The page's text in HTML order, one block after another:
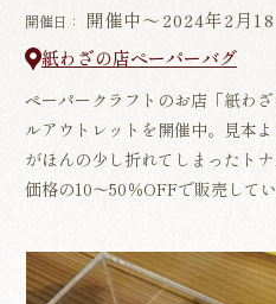
開催日：
開催中～2024年2月
紙わざの店ペーパーバグ
ペーパークラフトのお店「紙わ
ルアウトレットを開催中。見本
がほんの少し折れてしまったト
価格の10～50％OFFで販売してい